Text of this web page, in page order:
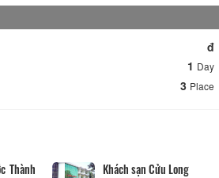
đ
1 Day
3 Place
Ba Lình Homestay